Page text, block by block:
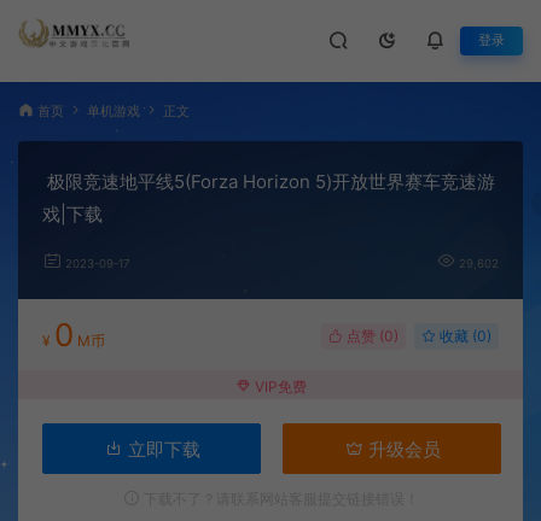
登录
首页 单机游戏 正文
极限竞速地平线5(Forza Horizon 5)开放世界赛车竞速游
戏|下载
2023-09-17 29,602
¥ 0 M币 点赞 (0) 收藏 (0)
VIP免费
立即下载 升级会员